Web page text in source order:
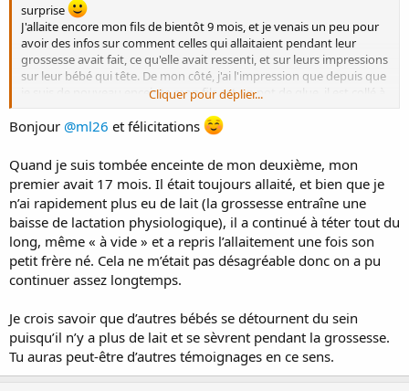
surprise
J'allaite encore mon fils de bientôt 9 mois, et je venais un peu pour
avoir des infos sur comment celles qui allaitaient pendant leur
grossesse avait fait, ce qu'elle avait ressenti, et sur leurs impressions
sur leur bébé qui tête. De mon côté, j'ai l'impression que depuis que
je suis de nouveau enceinte mon fils est un pot de glue, il est collé à
retours
?
Cliquer pour déplier...
Bonjour @ml26 et félicitations
Quand je suis tombée enceinte de mon deuxième, mon
premier avait 17 mois. Il était toujours allaité, et bien que je
n’ai rapidement plus eu de lait (la grossesse entraîne une
baisse de lactation physiologique), il a continué à téter tout du
long, même « à vide » et a repris l’allaitement une fois son
petit frère né. Cela ne m’était pas désagréable donc on a pu
continuer assez longtemps.
Je crois savoir que d’autres bébés se détournent du sein
puisqu’il n’y a plus de lait et se sèvrent pendant la grossesse.
Tu auras peut-être d’autres témoignages en ce sens.